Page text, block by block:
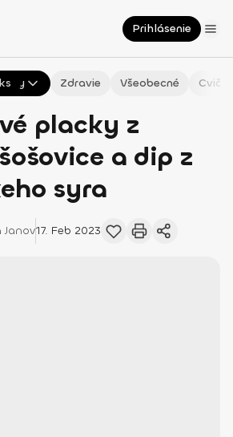
Prihlásenie
Zdravie Všeobecné
placky z
a dip z
syra
Janov17. Feb 2023
ks